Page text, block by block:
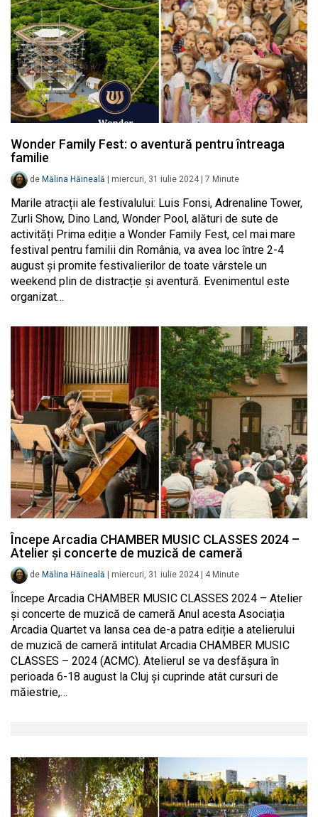
Wonder Family Fest: o aventură pentru întreaga
familie
de Mălina Hăineală miercuri, 31 iulie 2024 7 Minute
Marile atracții ale festivalului: Luis Fonsi, Adrenaline Tower,
Zurli Show, Dino Land, Wonder Pool, alături de sute de
activități Prima ediție a Wonder Family Fest, cel mai mare
festival pentru familii din România, va avea loc între 2-4
august și promite festivalierilor de toate vârstele un
weekend plin de distracție și aventură. Evenimentul este
organizat…
Începe Arcadia CHAMBER MUSIC CLASSES 2024 –
Atelier și concerte de muzică de cameră
de Mălina Hăineală miercuri, 31 iulie 2024 4 Minute
Începe Arcadia CHAMBER MUSIC CLASSES 2024 – Atelier
și concerte de muzică de cameră Anul acesta Asociația
Arcadia Quartet va lansa cea de-a patra ediție a atelierului
de muzică de cameră intitulat Arcadia CHAMBER MUSIC
CLASSES – 2024 (ACMC). Atelierul se va desfășura în
perioada 6-18 august la Cluj și cuprinde atât cursuri de
măiestrie,…